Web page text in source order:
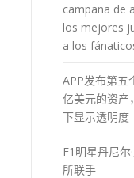
campaña de
los mejores
a los
APP发布第五
亿美元的资产
下显示透明度
F1明星丹尼尔
所联手